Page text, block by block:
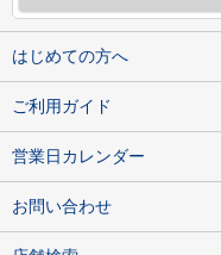
はじめての方へ
ご利用ガイド
営業日カレンダー
お問い合わせ